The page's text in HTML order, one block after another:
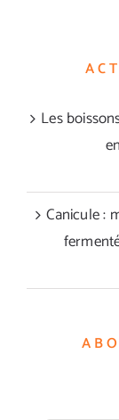
Les
Canicule :